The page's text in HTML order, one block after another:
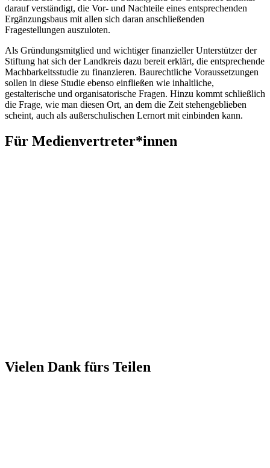
darauf verständigt, die Vor- und Nachteile eines entsprechenden
Ergänzungsbaus mit allen sich daran anschließenden
Fragestellungen auszuloten.
Als Gründungsmitglied und wichtiger finanzieller Unterstützer der
Stiftung hat sich der Landkreis dazu bereit erklärt, die entsprechende
Machbarkeitsstudie zu finanzieren. Baurechtliche Voraussetzungen
sollen in diese Studie ebenso einfließen wie inhaltliche,
gestalterische und organisatorische Fragen. Hinzu kommt schließlich
die Frage, wie man diesen Ort, an dem die Zeit stehengeblieben
scheint, auch als außerschulischen Lernort mit einbinden kann.
Für Medienvertreter*innen
Vielen Dank fürs Teilen